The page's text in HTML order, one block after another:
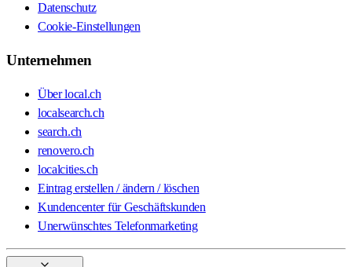
Datenschutz
Cookie-Einstellungen
Unternehmen
Über local.ch
localsearch.ch
search.ch
renovero.ch
localcities.ch
Eintrag erstellen / ändern / löschen
Kundencenter für Geschäftskunden
Unerwünschtes Telefonmarketing